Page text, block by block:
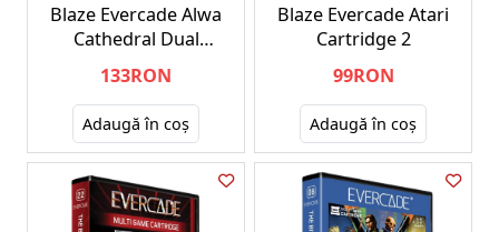
Blaze Evercade Alwa
Cathedral Dual
Cartridge
133RON
Adaugă în coş
Blaze Evercade Atari
Cartridge 2
99RON
Adaugă în coş